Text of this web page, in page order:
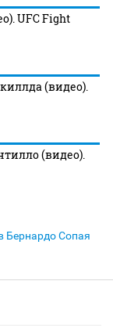
UFC Fight
(видео).
(видео).
Бернардо Сопая